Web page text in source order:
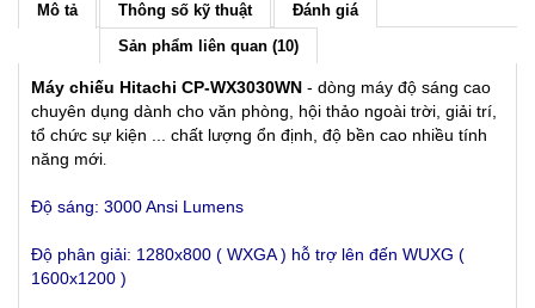
Mô tả Thông số kỹ thuật
Đánh giá
Sản phẩm liên quan (10)
Máy chiếu Hitachi CP-WX3030WN - dòng máy độ sáng cao
chuyên dụng dành cho văn phòng, hội thảo ngoài trời, giải trí,
tổ chức sự kiện ... chất lượng ổn định, độ bền cao nhiều tính
năng mới.
Độ sáng: 3000 Ansi Lumens
Độ phân giải: 1280x800 ( WXGA ) hỗ trợ lên đến WUXG (
1600x1200 )